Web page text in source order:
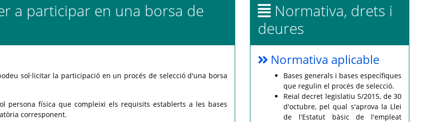
a participar en una borsa de
sol·licitar la participació en un procés de selecció d'una borsa
persona física que compleixi els requisits establerts a les bases
corresponent.
Normativa, drets i
deures
Normativa aplicable
Bases generals i bases específiques
que regulin el procés de selecció.
Reial decret legislatiu 5/2015, de 30
d'octubre, pel qual s'aprova la Llei
de l'Estatut bàsic de l'empleat